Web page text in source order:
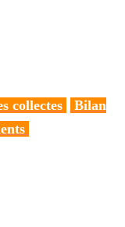
collectes
Bilan